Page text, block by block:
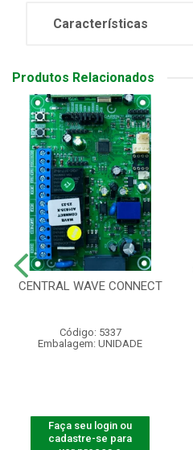
Características
Produtos Relacionados
CENTRAL WAVE CONNECT
Código: 5337
Embalagem: UNIDADE
Faça seu login ou
cadastre-se para